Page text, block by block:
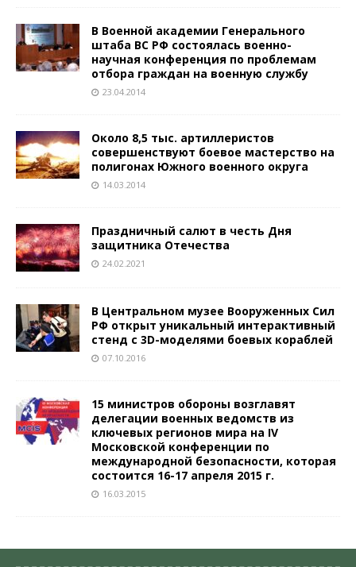
В Военной академии Генерального
штаба ВС РФ состоялась военно-
научная конференция по проблемам
отбора граждан на военную службу
23.04.2014
Около 8,5 тыс. артиллеристов
совершенствуют боевое мастерство на
полигонах Южного военного округа
14.03.2014
Праздничный салют в честь Дня
защитника Отечества
24.02.2021
В Центральном музее Вооруженных Сил
РФ открыт уникальный интерактивный
стенд с 3D-моделями боевых кораблей
07.10.2016
15 министров обороны возглавят
делегации военных ведомств из
ключевых регионов мира на IV
Московской конференции по
международной безопасности, которая
состоится 16-17 апреля 2015 г.
16.03.2015